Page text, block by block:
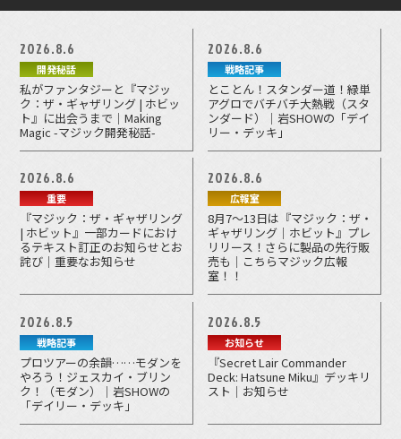
2026.8.6
開発秘話
私がファンタジーと『マジッ
ク：ザ・ギャザリング | ホビッ
ト』に出会うまで｜Making
Magic -マジック開発秘話-
2026.8.6
戦略記事
とことん！スタンダー道！緑単
アグロでバチバチ大熱戦（スタ
ンダード）｜岩SHOWの「デイ
リー・デッキ」
2026.8.6
重要
『マジック：ザ・ギャザリング
| ホビット』一部カードにおけ
るテキスト訂正のお知らせとお
詫び｜重要なお知らせ
2026.8.6
広報室
8月7～13日は『マジック：ザ・
ギャザリング｜ホビット』プレ
リリース！さらに製品の先行販
売も｜こちらマジック広報
室！！
2026.8.5
戦略記事
プロツアーの余韻……モダンを
やろう！ジェスカイ・ブリン
ク！（モダン）｜岩SHOWの
「デイリー・デッキ」
2026.8.5
お知らせ
『Secret Lair Commander
Deck: Hatsune Miku』デッキリ
スト｜お知らせ